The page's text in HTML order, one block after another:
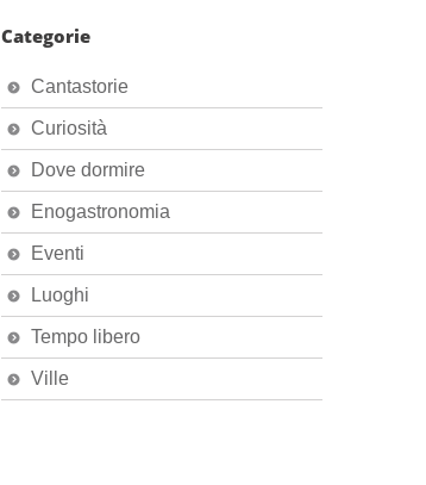
Categorie
Cantastorie
Curiosità
Dove dormire
Enogastronomia
Eventi
Luoghi
Tempo libero
Ville